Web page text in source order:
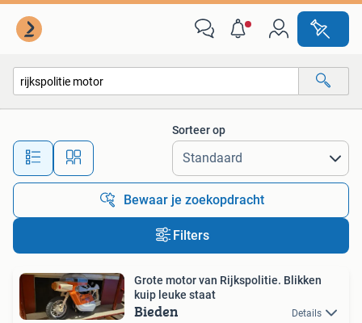
Alle afstanden…
Sorteer op
Bewaar je zoekopdracht
Filters
Grote motor van Rijkspolitie. Blikken
kuip leuke staat
Bieden Details